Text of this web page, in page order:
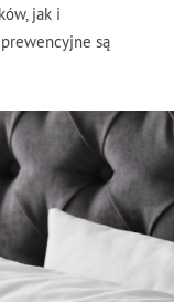
jak i
są